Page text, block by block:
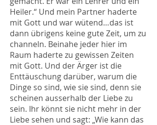
Heiler.“ Und mein Partner haderte
mit Gott und war wütend…das ist
dann übrigens keine gute Zeit, um zu
channeln. Beinahe jeder hier im
Raum haderte zu gewissen Zeiten
mit Gott. Und der Ärger ist die
Enttäuschung darüber, warum die
Dinge so sind, wie sie sind, denn sie
scheinen ausserhalb der Liebe zu
sein. Ihr könnt sie nicht mehr in der
Liebe sehen und sagt: „Wie kann das